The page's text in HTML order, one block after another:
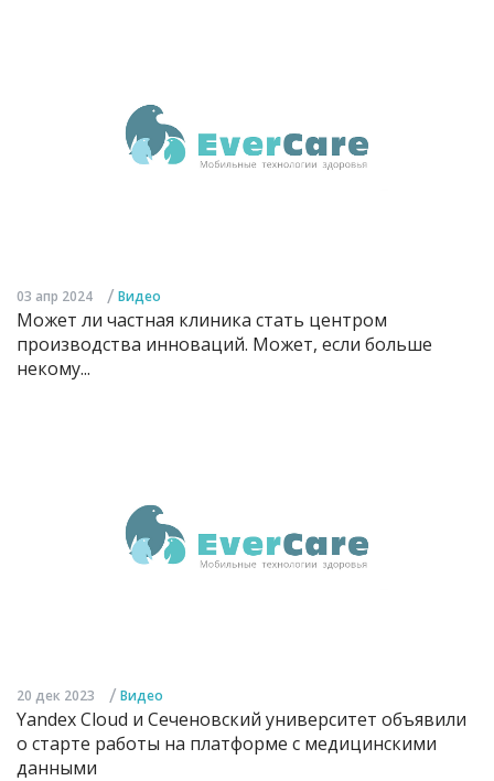
03 апр 2024 / Видео
Может ли частная клиника стать центром
производства инноваций. Может, если больше
некому...
20 дек 2023 / Видео
Yandex Cloud и Сеченовский университет объявили
о старте работы на платформе с медицинскими
данными